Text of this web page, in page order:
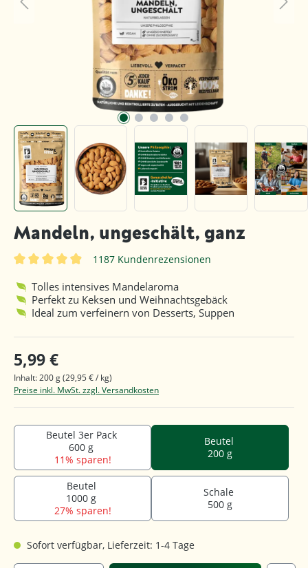
Mandeln, ungeschält, ganz
1187 Kundenrezensionen
Tolles intensives Mandelaroma
Perfekt zu Keksen und Weihnachtsgebäck
Ideal zum verfeinern von Desserts, Suppen
5,99 €
Inhalt:200 g(29,95 € / kg)
Preise inkl. MwSt. zzgl. Versandkosten
Beutel 3er Pack
600 g
11% sparen!
Beutel
200 g
Beutel
1000 g
27% sparen!
Schale
500 g
Sofort verfügbar, Lieferzeit: 1-4 Tage